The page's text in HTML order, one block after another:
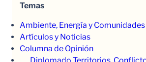
Temas
Ambiente, Energía y Comunidades
Artículos y Noticias
Columna de Opinión